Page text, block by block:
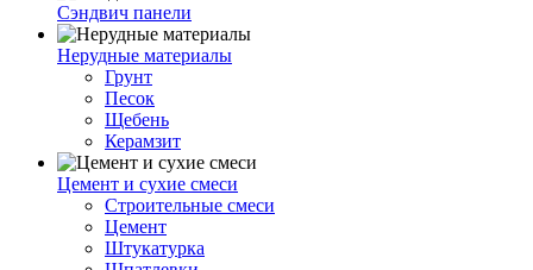
Сэндвич панели
Нерудные материалы
Грунт
Песок
Щебень
Керамзит
Цемент и сухие смеси
Строительные смеси
Цемент
Штукатурка